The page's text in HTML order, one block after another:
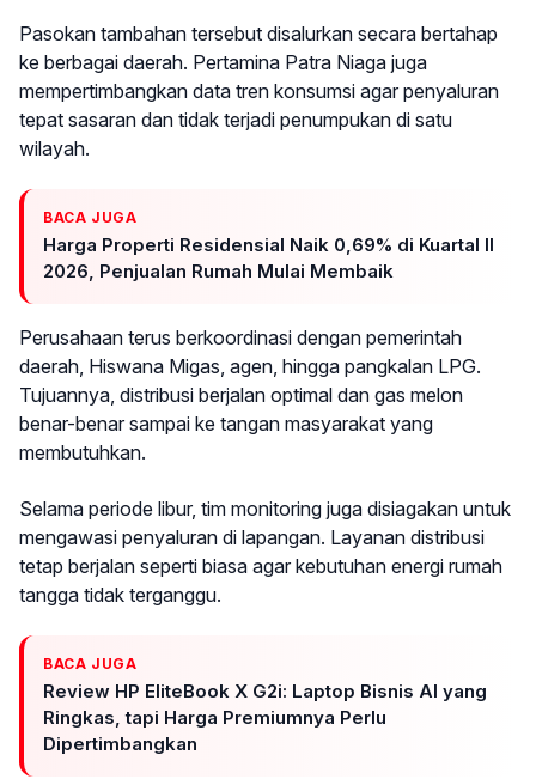
Pasokan tambahan tersebut disalurkan secara bertahap
ke berbagai daerah. Pertamina Patra Niaga juga
mempertimbangkan data tren konsumsi agar penyaluran
tepat sasaran dan tidak terjadi penumpukan di satu
wilayah.
BACA JUGA
Harga Properti Residensial Naik 0,69% di Kuartal II
2026, Penjualan Rumah Mulai Membaik
Perusahaan terus berkoordinasi dengan pemerintah
daerah, Hiswana Migas, agen, hingga pangkalan LPG.
Tujuannya, distribusi berjalan optimal dan gas melon
benar-benar sampai ke tangan masyarakat yang
membutuhkan.
Selama periode libur, tim monitoring juga disiagakan untuk
mengawasi penyaluran di lapangan. Layanan distribusi
tetap berjalan seperti biasa agar kebutuhan energi rumah
tangga tidak terganggu.
BACA JUGA
Review HP EliteBook X G2i: Laptop Bisnis AI yang
Ringkas, tapi Harga Premiumnya Perlu
Dipertimbangkan